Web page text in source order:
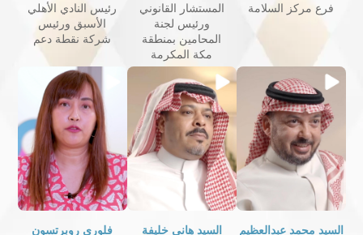
فرع مركز السلامة
المستشار القانوني
ورئيس لجنة
المحامين بمنطقة
مكة المكرمة
رئيس النادي الأهلي
الأسبق ورئيس
شركة نقطة دعم
السيد محمد عبدالعظيم
السيد هاني خليفة
فلوري روبرتسون